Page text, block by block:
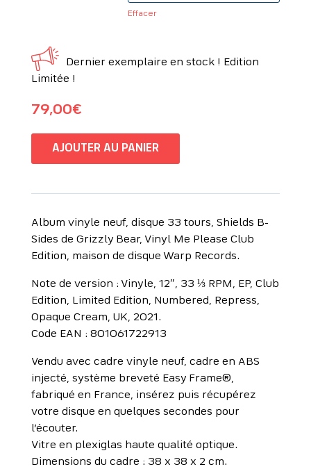
Effacer
Dernier exemplaire en stock ! Edition
Limitée !
79,00€
AJOUTER AU PANIER
Album vinyle neuf, disque 33 tours, Shields B-
Sides de Grizzly Bear, Vinyl Me Please Club
Edition, maison de disque Warp Records.
Note de version : Vinyle, 12″, 33 ⅓ RPM, EP, Club
Edition, Limited Edition, Numbered, Repress,
Opaque Cream, UK, 2021.
Code EAN : 801061722913
Vendu avec cadre vinyle neuf, cadre en ABS
injecté, système breveté Easy Frame®,
fabriqué en France, insérez puis récupérez
votre disque en quelques secondes pour
l’écouter.
Vitre en plexiglas haute qualité optique.
Dimensions du cadre : 38 x 38 x 2 cm.